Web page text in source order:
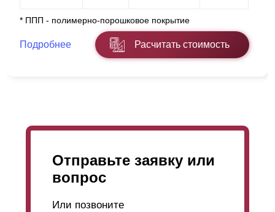
* ППП - полимерно-порошковое покрытие
Подробнее Расчитать стоимость
Отправьте заявку или
вопрос
Или позвоните